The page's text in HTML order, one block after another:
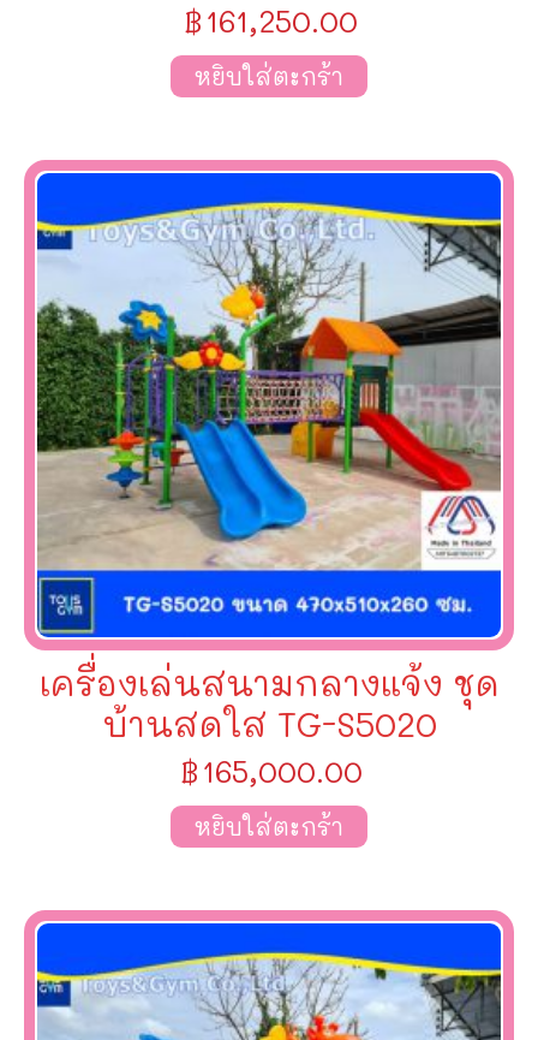
฿161,250.00
หยิบใส่ตะกร้า
เครื่องเล่นสนามกลางแจ้ง ชุด
บ้านสดใส TG-S5020
฿165,000.00
หยิบใส่ตะกร้า